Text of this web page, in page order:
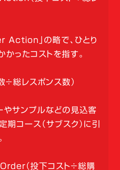
Action」の略で、ひとり
ったコストを指す。
÷総レスポンス数）
やサンプルなどの見込客
コース（サブスク）に引
（投下コスト÷総購